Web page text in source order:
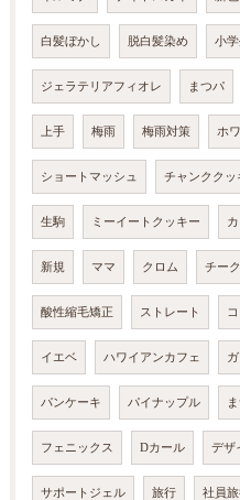
白髪ぼかし 脱白髪染め 小学
ジェラテリアフィオレ まつパ
上手 梅雨 梅雨対策 ホ
ショートマッシュ チャンククッ
生駒 ミーイートクッキー
新規 ママ クロム チーク
酸性縮毛矯正 ストレート
イエベ ハワイアンカフェ
パンケーキ パイナップル
フェニックス Dカール デザ
サポートジェル 旅行 社員